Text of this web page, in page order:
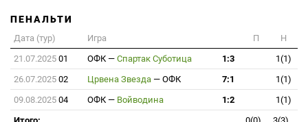
ПЕНАЛЬТИ
Дата (тур) Игра П
Н
21.07.2025 01 ОФК — Спартак Суботица 1:3
1(1)
26.07.2025 02 Црвена Звезда — ОФК 7:1
1(1)
09.08.2025 04 ОФК — Войводина 1:2
1(1)